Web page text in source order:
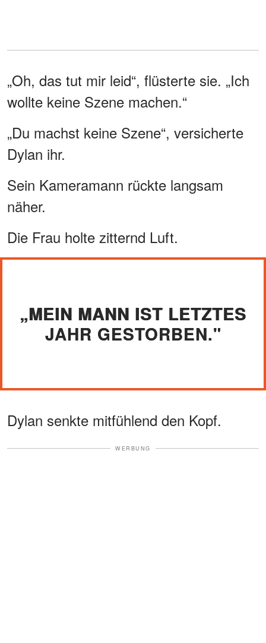
„Oh, das tut mir leid“, flüsterte sie. „Ich
wollte keine Szene machen.“
„Du machst keine Szene“, versicherte
Dylan ihr.
Sein Kameramann rückte langsam
näher.
Die Frau holte zitternd Luft.
„MEIN MANN IST LETZTES
JAHR GESTORBEN."
Dylan senkte mitfühlend den Kopf.
WERBUNG